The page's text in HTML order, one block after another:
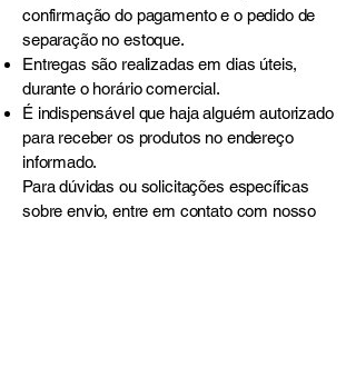
confirmação do pagamento e o pedido de
separação no estoque.
Entregas são realizadas em dias úteis,
durante o horário comercial.
É indispensável que haja alguém autorizado
para receber os produtos no endereço
informado.
Para dúvidas ou solicitações específicas
sobre envio, entre em contato com nosso